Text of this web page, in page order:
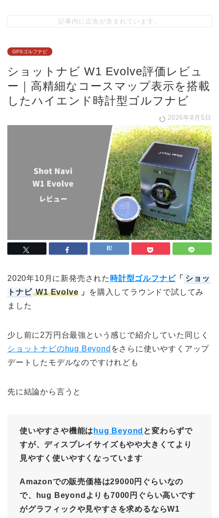
記事内に広告が含まれています。
GPSゴルフナビ
ショットナビ W1 Evolve評価レビュ
ー｜高精細なコースマップ表示を搭載
したハイエンド時計型ゴルフナビ
2026年8月5日
2020年10月に新発売された 時計型ゴルフナビ「 ショッ
トナビW1 Evolve 」
を購入してラウンドで試してみ
ました
少し前に2万円台最強という感じで紹介していた同じく
ショットナビのhug Beyond をさらに使いやすくアップ
デートしたモデルなのですけれども
先に結論から言うと
使いやすさや機能は hug Beyond と変わらずで
すが、ディスプレイサイズもやや大きくてより
見やすく使いやすくなっています
Amazonでの販売価格は29000円ぐらいなの
で、hug Beyondよりも7000円ぐらい高いです
がグラフィックや見やすさを求めるならW1